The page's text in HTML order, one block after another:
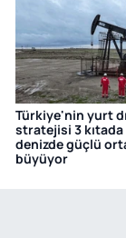
Türkiye'nin yurt
stratejisi 3 kıtada
denizde güçlü
büyüyor